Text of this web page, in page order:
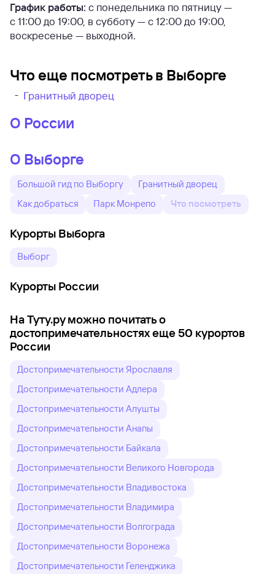
График работы: с понедельника по пятницу —
с 11:00 до 19:00, в субботу — с 12:00 до 19:00,
воскресенье — выходной.
Что еще посмотреть в Выборге
Гранитный дворец
О России
О Выборге
Большой гид по Выборгу
Гранитный дворец
Как добраться
Парк Монрепо Что посмотреть
Курорты Выборга
Выборг
Курорты России
На Туту.ру можно почитать о
достопримечательностях еще 50 курортов
России
Достопримечательности Ярославля
Достопримечательности Адлера
Достопримечательности Алушты
Достопримечательности Анапы
Достопримечательности Байкала
Достопримечательности Великого Новгорода
Достопримечательности Владивостока
Достопримечательности Владимира
Достопримечательности Волгограда
Достопримечательности Воронежа
Достопримечательности Геленджика